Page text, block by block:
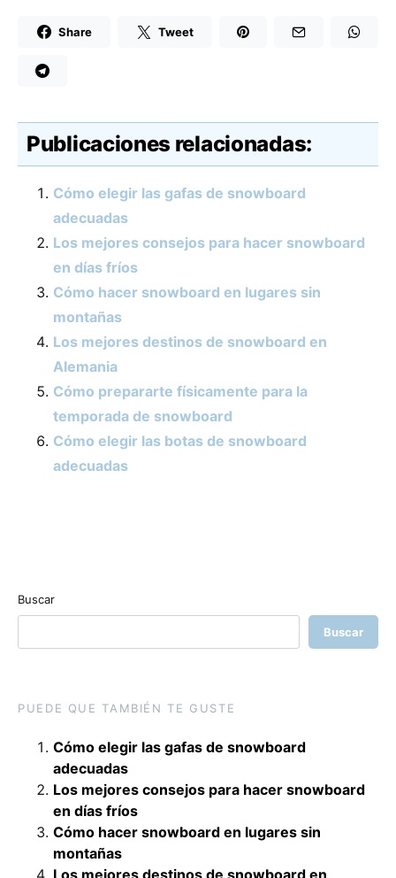
Share Tweet
Publicaciones relacionadas:
Cómo elegir las gafas de snowboard
adecuadas
Los mejores consejos para hacer snowboard
en días fríos
Cómo hacer snowboard en lugares sin
montañas
Los mejores destinos de snowboard en
Alemania
Cómo prepararte físicamente para la
temporada de snowboard
Cómo elegir las botas de snowboard
adecuadas
Buscar
Buscar
PUEDE QUE TAMBIÉN TE GUSTE
Cómo elegir las gafas de snowboard
adecuadas
Los mejores consejos para hacer snowboard
en días fríos
Cómo hacer snowboard en lugares sin
montañas
Los mejores destinos de snowboard en